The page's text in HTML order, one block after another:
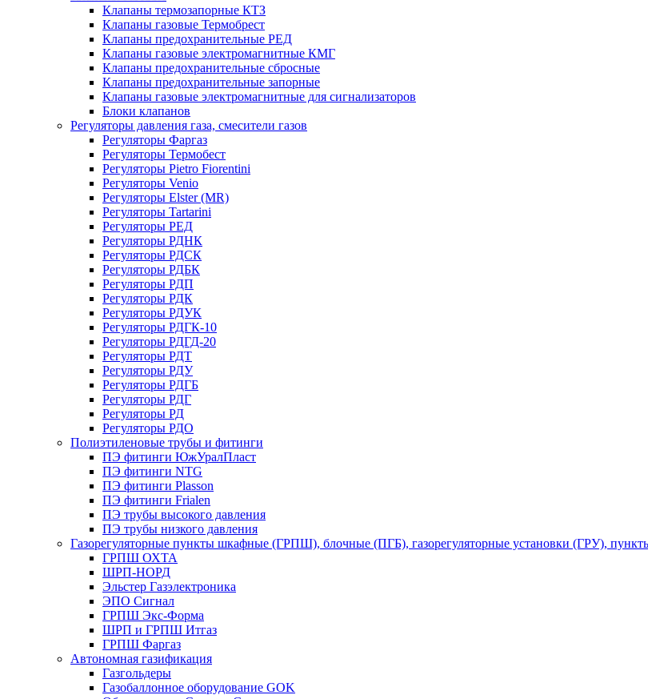
Клапаны термозапорные КТЗ
Клапаны газовые Термобрест
Клапаны предохранительные РЕД
Клапаны газовые электромагнитные КМГ
Клапаны предохранительные сбросные
Клапаны предохранительные запорные
Клапаны газовые электромагнитные для сигнализаторов
Блоки клапанов
Регуляторы давления газа, смесители газов
Регуляторы Фаргаз
Регуляторы Термобест
Регуляторы Pietro Fiorentini
Регуляторы Venio
Регуляторы Elster (MR)
Регуляторы Tartarini
Регуляторы РЕД
Регуляторы РДНК
Регуляторы РДСК
Регуляторы РДБК
Регуляторы РДП
Регуляторы РДК
Регуляторы РДУК
Регуляторы РДГК-10
Регуляторы РДГД-20
Регуляторы РДТ
Регуляторы РДУ
Регуляторы РДГБ
Регуляторы РДГ
Регуляторы РД
Регуляторы РДО
Полиэтиленовые трубы и фитинги
ПЭ фитинги ЮжУралПласт
ПЭ фитинги NTG
ПЭ фитинги Plasson
ПЭ фитинги Frialen
ПЭ трубы высокого давления
ПЭ трубы низкого давления
Газорегуляторные пункты шкафные (ГРПШ), блочные (ПГБ), газорегуляторные установки (ГРУ),
ГРПШ ОХТА
ШРП-НОРД
Эльстер Газэлектроника
ЭПО Сигнал
ГРПШ Экс-Форма
ШРП и ГРПШ Итгаз
ГРПШ Фаргаз
Автономная газификация
Газгольдеры
Газобаллонное оборудование GOK